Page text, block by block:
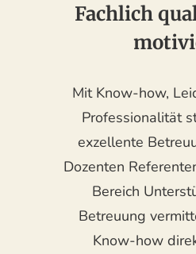
Fachlich
Mit Know-how,
Professionalität
exzellente
Dozenten
Bereich
Betreuung
Know-how